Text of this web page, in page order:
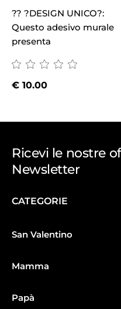
?? ?DESIGN UNICO?:
Questo adesivo murale
presenta
€10.00
Ricevi le nostre
Newsletter
CATEGORIE
San Valentino
Mamma
Papà